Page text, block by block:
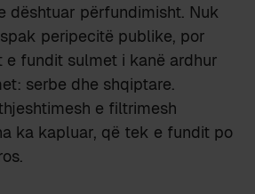
dështuar përfundimisht. Nuk
peripecitë publike, por
e fundit sulmet i kanë ardhur
serbe dhe shqiptare.
e filtrimesh
ka kapluar, që tek e fundit po